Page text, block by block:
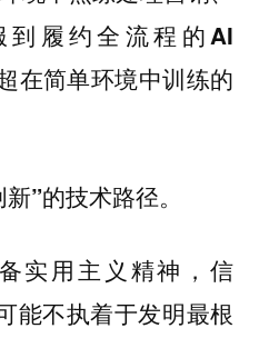
履约全流程的AI
在简单环境中训练的
”的技术路径。
实用主义精神，信
能不执着于发明最根